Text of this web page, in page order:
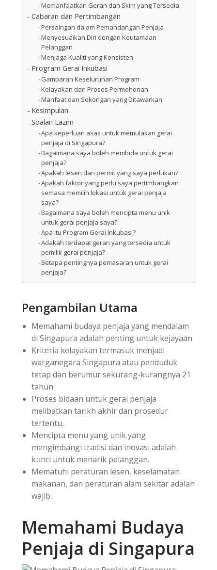
Memanfaatkan Geran dan Skim yang Tersedia
Cabaran dan Pertimbangan
Persaingan dalam Pemandangan Penjaja
Menyesuaikan Diri dengan Keutamaan
Pelanggan
Menjaga Kualiti yang Konsisten
Program Gerai Inkubasi
Gambaran Keseluruhan Program
Kelayakan dan Proses Permohonan
Manfaat dan Sokongan yang Ditawarkan
Kesimpulan
Soalan Lazim
Apa keperluan asas untuk memulakan gerai
penjaja di Singapura?
Bagaimana saya boleh membida untuk gerai
penjaja?
Apakah lesen dan permit yang saya perlukan?
Apakah faktor yang perlu saya pertimbangkan
semasa memilih lokasi untuk gerai penjaja
saya?
Bagaimana saya boleh mencipta menu unik
untuk gerai penjaja saya?
Apa itu Program Gerai Inkubasi?
Adakah terdapat geran yang tersedia untuk
pemilik gerai penjaja?
Betapa pentingnya pemasaran untuk gerai
penjaja?
Pengambilan Utama
Memahami budaya penjaja yang mendalam
di Singapura adalah penting untuk kejayaan.
Kriteria kelayakan termasuk menjadi
warganegara Singapura atau penduduk
tetap dan berumur sekurang-kurangnya 21
tahun.
Proses bidaan untuk gerai penjaja
melibatkan tarikh akhir dan prosedur
tertentu.
Mencipta menu yang unik yang
mengimbangi tradisi dan inovasi adalah
kunci untuk menarik pelanggan.
Mematuhi peraturan lesen, keselamatan
makanan, dan peraturan alam sekitar adalah
wajib.
Memahami Budaya
Penjaja di Singapura